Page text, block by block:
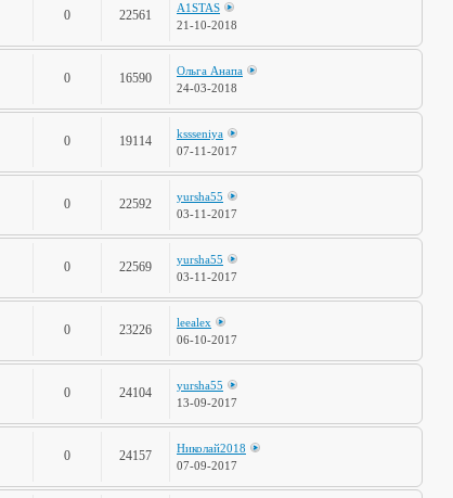
0 22561
A1STAS
21-10-2018
0 16590
Ольга Анапа
24-03-2018
0 19114
kssseniya
07-11-2017
0 22592
yursha55
03-11-2017
0 22569
yursha55
03-11-2017
0 23226
leealex
06-10-2017
0 24104
yursha55
13-09-2017
0 24157
Николай2018
07-09-2017